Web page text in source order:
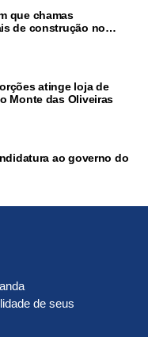
que chamas
de construção no
atinge loja de
Monte das Oliveiras
ao governo do
de seus